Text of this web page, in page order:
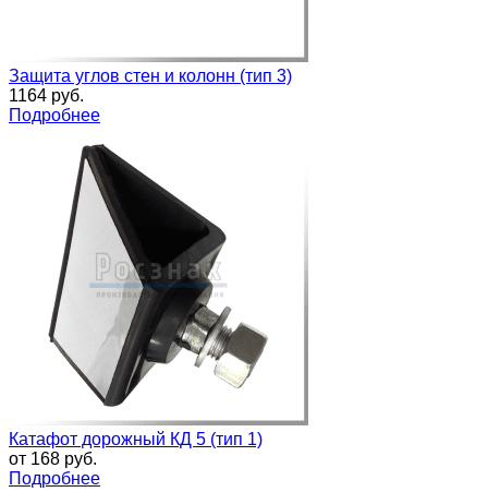
Защита углов стен и колонн (тип 3)
1164 руб.
Подробнее
Катафот дорожный КД 5 (тип 1)
от 168 руб.
Подробнее